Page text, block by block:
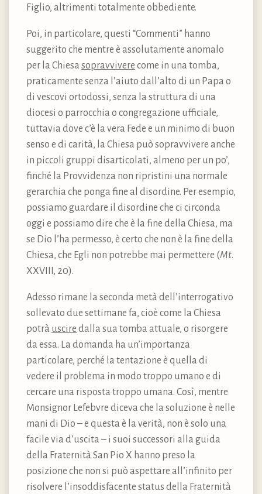
Figlio, altrimenti totalmente obbediente.
Poi, in particolare, questi “Commenti” hanno
suggerito che mentre è assolutamente anomalo
per la Chiesa sopravvivere come in una tomba,
praticamente senza l’aiuto dall’alto di un Papa o
di vescovi ortodossi, senza la struttura di una
diocesi o parrocchia o congregazione ufficiale,
tuttavia dove c’è la vera Fede e un minimo di buon
senso e di carità, la Chiesa può sopravvivere anche
in piccoli gruppi disarticolati, almeno per un po’,
finché la Provvidenza non ripristini una normale
gerarchia che ponga fine al disordine. Per esempio,
possiamo guardare il disordine che ci circonda
oggi e possiamo dire che è la fine della Chiesa, ma
se Dio l’ha permesso, è certo che non è la fine della
Chiesa, che Egli non potrebbe mai permettere (Mt.
XXVIII, 20).
Adesso rimane la seconda metà dell’interrogativo
sollevato due settimane fa, cioè come la Chiesa
potrà uscire dalla sua tomba attuale, o risorgere
da essa. La domanda ha un’importanza
particolare, perché la tentazione è quella di
vedere il problema in modo troppo umano e di
cercare una risposta troppo umana. Così, mentre
Monsignor Lefebvre diceva che la soluzione è nelle
mani di Dio – e questa è la verità, non è solo una
facile via d’uscita – i suoi successori alla guida
della Fraternità San Pio X hanno preso la
posizione che non si può aspettare all’infinito per
risolvere l’insoddisfacente status della Fraternità